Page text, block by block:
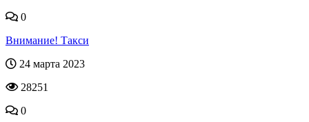
0
Внимание! Такси
24 марта 2023
28251
0